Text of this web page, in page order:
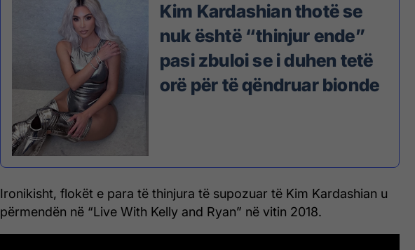
Kim Kardashian thotë se
nuk është “thinjur ende”
pasi zbuloi se i duhen tetë
orë për të qëndruar bionde
Ironikisht, flokët e para të thinjura të supozuar të Kim Kardashian u
përmendën në “Live With Kelly and Ryan” në vitin 2018.